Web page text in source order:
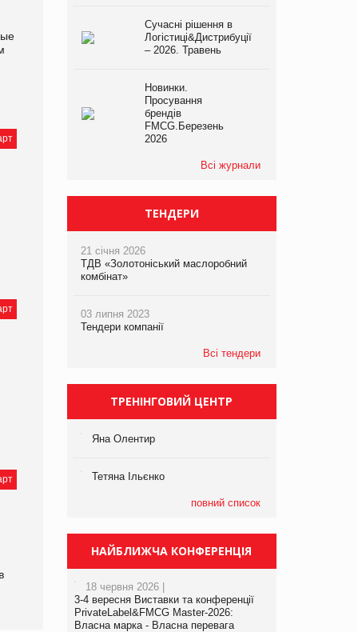
Сучасні рішення в
Логістиці&Дистрибуції
– 2026. Травень
Новинки.
Просування
брендів
FMCG.Березень
2026
Всі журнали
ТЕНДЕРИ
21 січня 2026
ТДВ «Золотоніський маслоробний
комбінат»
03 липня 2023
Тендери компанії
Всі тендери
ТРЕНІНГОВИЙ ЦЕНТР
Яна Олентир
Тетяна Ільєнко
повний список
НАЙБЛИЖЧА КОНФЕРЕНЦІЯ
18 червня 2026 |
3-4 вересня Виставки та конференції
PrivateLabel&FMCG Master-2026:
Власна марка - Власна перевага